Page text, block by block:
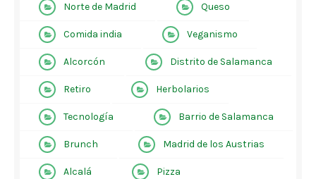
Norte de Madrid Queso
Comida india Veganismo
Alcorcón Distrito de Salamanca
Retiro Herbolarios
Tecnología Barrio de Salamanca
Brunch Madrid de los Austrias
Alcalá Pizza